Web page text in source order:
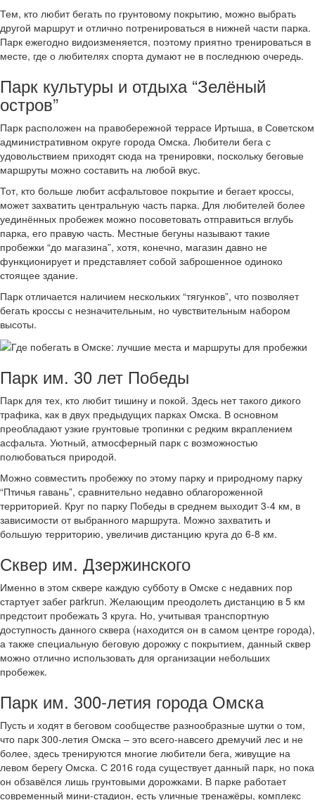
Тем, кто любит бегать по грунтовому покрытию, можно выбрать
другой маршрут и отлично потренироваться в нижней части парка.
Парк ежегодно видоизменяется, поэтому приятно тренироваться в
месте, где о любителях спорта думают не в последнюю очередь.
Парк культуры и отдыха “Зелёный
остров”
Парк расположен на правобережной террасе Иртыша, в Советском
административном округе города Омска. Любители бега с
удовольствием приходят сюда на тренировки, поскольку беговые
маршруты можно составить на любой вкус.
Тот, кто больше любит асфальтовое покрытие и бегает кроссы,
может захватить центральную часть парка. Для любителей более
уединённых пробежек можно посоветовать отправиться вглубь
парка, его правую часть. Местные бегуны называют такие
пробежки “до магазина”, хотя, конечно, магазин давно не
функционирует и представляет собой заброшенное одиноко
стоящее здание.
Парк отличается наличием нескольких “тягунков”, что позволяет
бегать кроссы с незначительным, но чувствительным набором
высоты.
Парк им. 30 лет Победы
Парк для тех, кто любит тишину и покой. Здесь нет такого дикого
трафика, как в двух предыдущих парках Омска. В основном
преобладают узкие грунтовые тропинки с редким вкраплением
асфальта. Уютный, атмосферный парк с возможностью
полюбоваться природой.
Можно совместить пробежку по этому парку и природному парку
“Птичья гавань”, сравнительно недавно облагороженной
территорией. Круг по парку Победы в среднем выходит 3-4 км, в
зависимости от выбранного маршрута. Можно захватить и
большую территорию, увеличив дистанцию круга до 6-8 км.
Сквер им. Дзержинского
Именно в этом сквере каждую субботу в Омске с недавних пор
стартует забег parkrun. Желающим преодолеть дистанцию в 5 км
предстоит пробежать 3 круга. Но, учитывая транспортную
доступность данного сквера (находится он в самом центре города),
а также специальную беговую дорожку с покрытием, данный сквер
можно отлично использовать для организации небольших
пробежек.
Парк им. 300-летия города Омска
Пусть и ходят в беговом сообществе разнообразные шутки о том,
что парк 300-летия Омска – это всего-навсего дремучий лес и не
более, здесь тренируются многие любители бега, живущие на
левом берегу Омска. С 2016 года существует данный парк, но пока
он обзавёлся лишь грунтовыми дорожками. В парке работает
современный мини-стадион, есть уличные тренажёры, комплекс